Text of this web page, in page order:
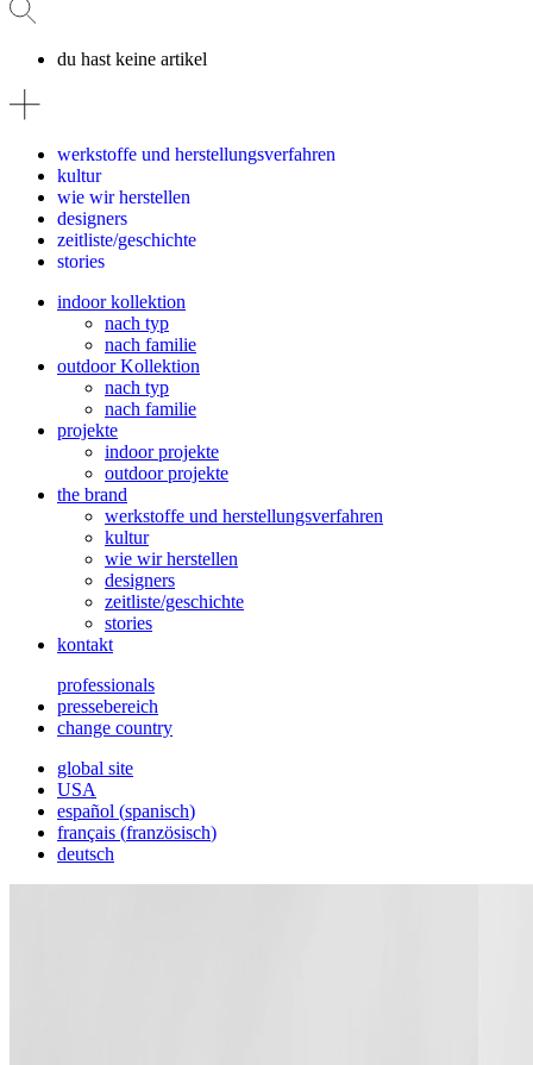
du hast keine artikel
werkstoffe und herstellungsverfahren
kultur
wie wir herstellen
designers
zeitliste/geschichte
stories
indoor kollektion
nach typ
nach familie
outdoor Kollektion
nach typ
nach familie
projekte
indoor projekte
outdoor projekte
the brand
werkstoffe und herstellungsverfahren
kultur
wie wir herstellen
designers
zeitliste/geschichte
stories
kontakt
professionals
pressebereich
change country
global site
USA
español (spanisch)
français (französisch)
deutsch